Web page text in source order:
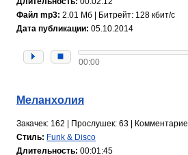
Файл mp3: 2.01 Мб | Битрейт: 128 кбит/с
Дата публикации: 05.10.2014
00:00
Меланхолия
Закачек: 162 | Прослушек: 63 |
Стиль: Funk & Disco
Длительность: 00:01:45